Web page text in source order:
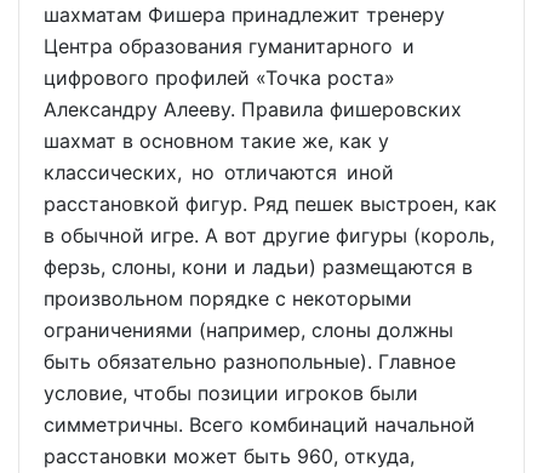
шахматам Фишера принадлежит тренеру
Центра образования гуманитарного и
цифрового профилей «Точка роста»
Александру Алееву. Правила фишеровских
шахмат в основном такие же, как у
классических, но отличаются иной
расстановкой фигур. Ряд пешек выстроен, как
в обычной игре. А вот другие фигуры (король,
ферзь, слоны, кони и ладьи) размещаются в
произвольном порядке с некоторыми
ограничениями (например, слоны должны
быть обязательно разнопольные). Главное
условие, чтобы позиции игроков были
симметричны. Всего комбинаций начальной
расстановки может быть 960, откуда,